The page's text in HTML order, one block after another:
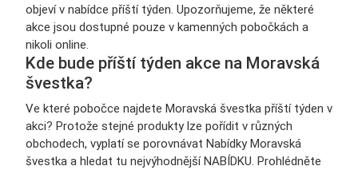
objeví v nabídce příští týden. Upozorňujeme, že některé
akce jsou dostupné pouze v kamenných pobočkách a
nikoli online.
Kde bude příští týden akce na Moravská
švestka?
Ve které pobočce najdete Moravská švestka příští týden v
akci? Protože stejné produkty lze pořídit v různých
obchodech, vyplatí se porovnávat Nabídky Moravská
švestka a hledat tu nejvýhodnější NABÍDKU. Prohlédněte